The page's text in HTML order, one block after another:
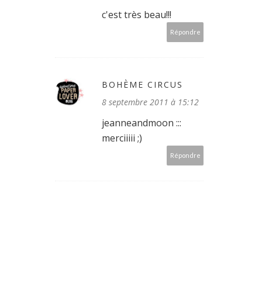
c'est très beau!!!
Répondre
BOHÈME CIRCUS
8 septembre 2011 à 15:12
jeanneandmoon :::
merciiiii ;)
Répondre